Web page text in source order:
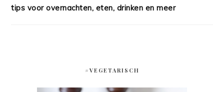
tips voor overnachten, eten, drinken en meer
#VEGETARISCH